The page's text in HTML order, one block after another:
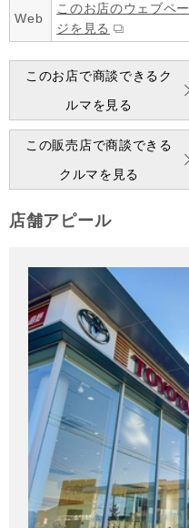
Web
このお店のウェブペー
ジを見る
このお店で商談できるク
ルマを見る
この販売店で商談できる
クルマを見る
店舗アピール